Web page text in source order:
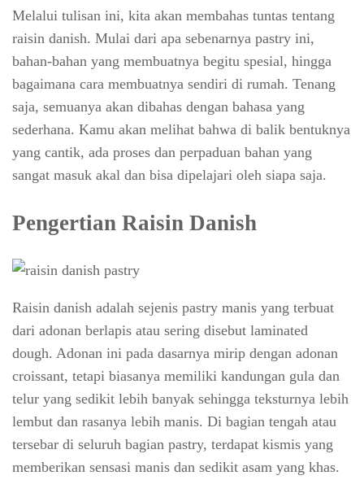
Melalui tulisan ini, kita akan membahas tuntas tentang
raisin danish. Mulai dari apa sebenarnya pastry ini,
bahan-bahan yang membuatnya begitu spesial, hingga
bagaimana cara membuatnya sendiri di rumah. Tenang
saja, semuanya akan dibahas dengan bahasa yang
sederhana. Kamu akan melihat bahwa di balik bentuknya
yang cantik, ada proses dan perpaduan bahan yang
sangat masuk akal dan bisa dipelajari oleh siapa saja.
Pengertian Raisin Danish
Raisin danish adalah sejenis pastry manis yang terbuat
dari adonan berlapis atau sering disebut laminated
dough. Adonan ini pada dasarnya mirip dengan adonan
croissant, tetapi biasanya memiliki kandungan gula dan
telur yang sedikit lebih banyak sehingga teksturnya lebih
lembut dan rasanya lebih manis. Di bagian tengah atau
tersebar di seluruh bagian pastry, terdapat kismis yang
memberikan sensasi manis dan sedikit asam yang khas.